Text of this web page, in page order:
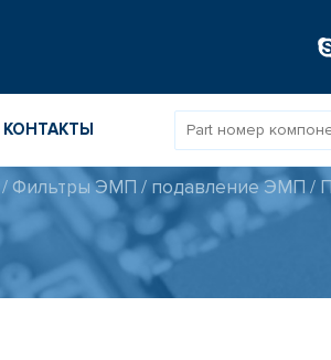
КОНТАКТЫ
/ Фильтры ЭМП / подавление ЭМП/